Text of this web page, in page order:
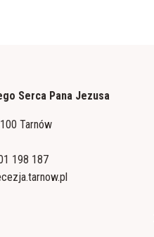
Serca Pana Jezusa
Tarnów
198 187